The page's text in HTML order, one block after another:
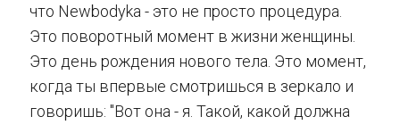
что Newbodyka - это не просто процедура.
Это поворотный момент в жизни женщины.
Это день рождения нового тела. Это момент,
когда ты впервые смотришься в зеркало и
говоришь: "Вот она - я. Такой, какой должна